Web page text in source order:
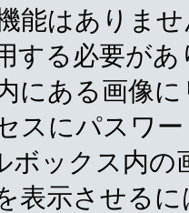
能はありま
する必要が
にある画像
スにパスワ
ボックス内
表示させる